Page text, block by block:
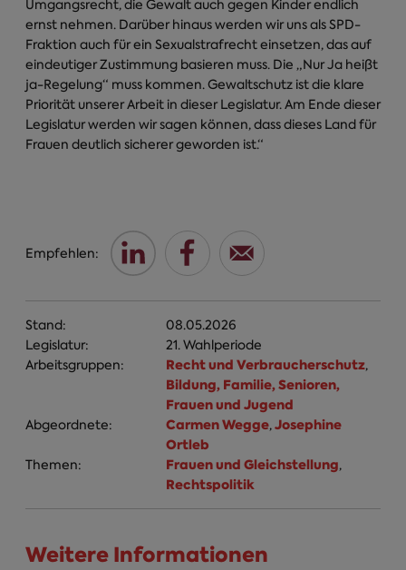
Umgangsrecht, die Gewalt auch gegen Kinder endlich
ernst nehmen. Darüber hinaus werden wir uns als SPD-
Fraktion auch für ein Sexualstrafrecht einsetzen, das auf
eindeutiger Zustimmung basieren muss. Die „Nur Ja heißt
ja-Regelung“ muss kommen. Gewaltschutz ist die klare
Priorität unserer Arbeit in dieser Legislatur. Am Ende dieser
Legislatur werden wir sagen können, dass dieses Land für
Frauen deutlich sicherer geworden ist.“
Empfehlen:
Stand:
08.05.2026
Legislatur:
21. Wahlperiode
Arbeitsgruppen:
Recht und Verbraucherschutz,
Bildung, Familie, Senioren,
Frauen und Jugend
Abgeordnete: Carmen Wegge,Josephine
Ortleb
Themen: Frauen und Gleichstellung,
Rechtspolitik
Weitere Informationen